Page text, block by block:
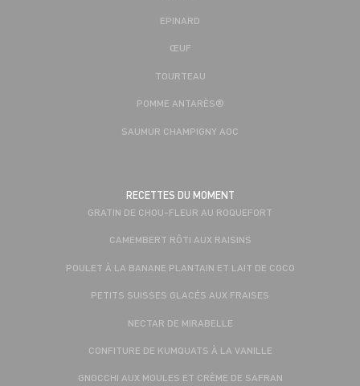
EPINARD
ŒUF
TOURTEAU
POMME ANTARÈS®
SAUMUR CHAMPIGNY AOC
RECETTES DU MOMENT
GRATIN DE CHOU-FLEUR AU ROQUEFORT
CAMEMBERT RÔTI AUX RAISINS
POULET À LA BANANE PLANTAIN ET LAIT DE COCO
PETITS SUISSES GLACÉS AUX FRAISES
NECTAR DE MIRABELLE
CONFITURE DE KUMQUATS À LA VANILLE
GNOCCHI AUX MOULES ET CRÈME DE SAFRAN